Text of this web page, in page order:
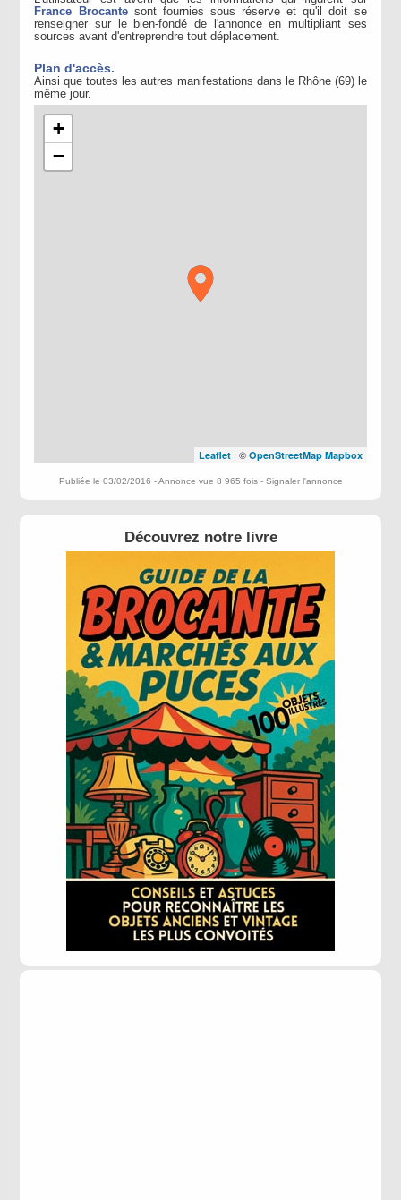
France Brocantesont fournies sous réserve et qu'il doit se
renseigner sur le bien-fondé de l'annonce en multipliant ses
sources avant d'entreprendre tout déplacement.
Plan d'accès.
Ainsi que toutes les autres manifestations dans le Rhône (69) le
même jour.
+
−
Leaflet| © OpenStreetMap Mapbox
Publiée le 03/02/2016 - Annonce vue 8 965 fois - Signaler l'annonce
Découvrez notre livre